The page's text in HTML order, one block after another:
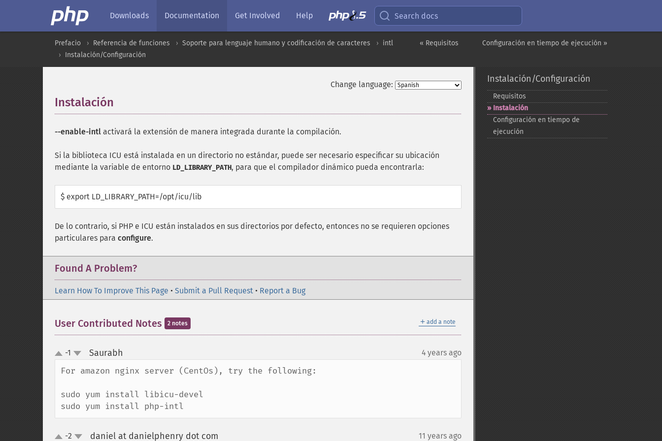
Downloads Documentation Get Involved Help Search docs
Configuración en tiempo de ejecución »
« Requisitos
Prefacio Referencia de funciones Soporte para lenguaje humano y codificación de caracteres
intl
Instalación/Configuración
Change language:
Instalación
--enable-intl activará la extensión de manera integrada durante la compilación.
Si la biblioteca ICU está instalada en un directorio no estándar, puede ser necesario especificar su ubicación
mediante la variable de entorno LD_LIBRARY_PATH, para que el compilador dinámico pueda encontrarla:
$ export LD_LIBRARY_PATH=/opt/icu/lib
De lo contrario, si PHP e ICU están instalados en sus directorios por defecto, entonces no se requieren opciones
particulares para configure.
Found A Problem?
Learn How To Improve This Page • Submit a Pull Request • Report a Bug
＋ add a note
User Contributed Notes 2 notes
up
down
-1 Saurabh 4 years ago
For amazon nginx server (CentOs), try the following:
sudo yum install libicu-devel
sudo yum install php-intl
-2 daniel at danielphenry dot com 11 years ago
Instalación/Configuración
Requisitos
Instalación
Configuración en tiempo de
ejecución